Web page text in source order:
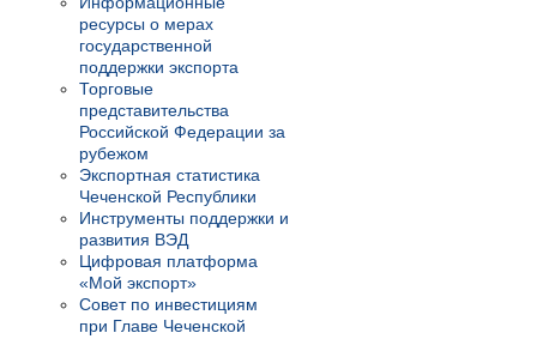
ресурсы о мерах
государственной
поддержки экспорта
Торговые
представительства
Российской Федерации за
рубежом
Экспортная статистика
Чеченской Республики
Инструменты поддержки и
развития ВЭД
Цифровая платформа
«Мой экспорт»
Совет по инвестициям
при Главе Чеченской